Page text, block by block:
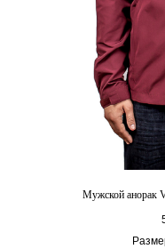
Мужской анорак